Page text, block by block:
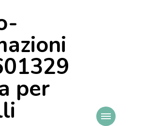
per